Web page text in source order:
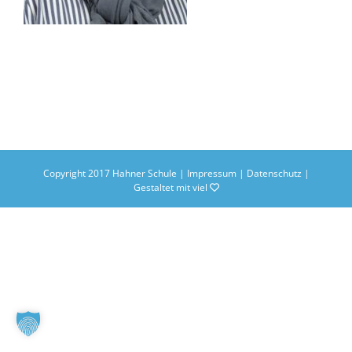
Copyright 2017 Hahner Schule | Impressum| Datenschutz |
Gestaltet mit viel